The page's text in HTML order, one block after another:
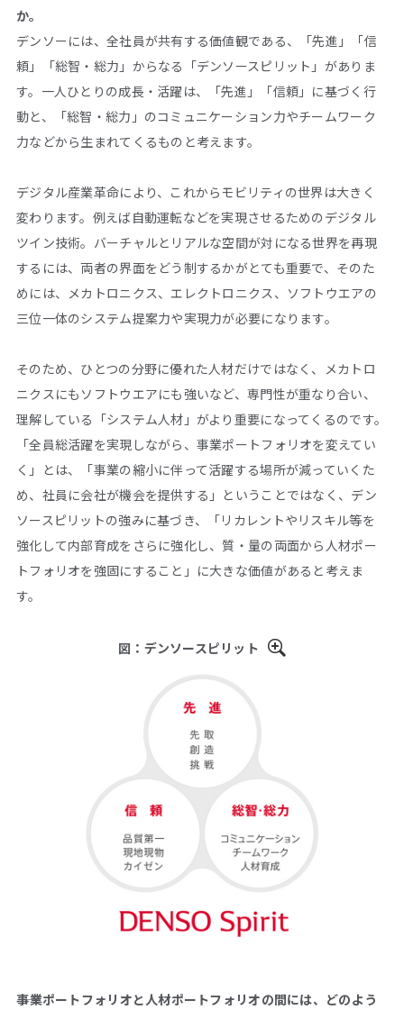
か。
デンソーには、全社員が共有する価値観である、「先進」「信
頼」「総智・総力」からなる「デンソースピリット」がありま
す。一人ひとりの成長・活躍は、「先進」「信頼」に基づく行
動と、「総智・総力」のコミュニケーション力やチームワーク
力などから生まれてくるものと考えます。
デジタル産業革命により、これからモビリティの世界は大きく
変わります。例えば自動運転などを実現させるためのデジタル
ツイン技術。バーチャルとリアルな空間が対になる世界を再現
するには、両者の界面をどう制するかがとても重要で、そのた
めには、メカトロニクス、エレクトロニクス、ソフトウエアの
三位一体のシステム提案力や実現力が必要になります。
そのため、ひとつの分野に優れた人材だけではなく、メカトロ
ニクスにもソフトウエアにも強いなど、専門性が重なり合い、
理解している「システム人材」がより重要になってくるのです。
「全員総活躍を実現しながら、事業ポートフォリオを変えてい
く」とは、「事業の縮小に伴って活躍する場所が減っていくた
め、社員に会社が機会を提供する」ということではなく、デン
ソースピリットの強みに基づき、「リカレントやリスキル等を
強化して内部育成をさらに強化し、質・量の両面から人材ポー
トフォリオを強固にすること」に大きな価値があると考えま
す。
図：デンソースピリット
――事業ポートフォリオと人材ポートフォリオの間には、どのよう